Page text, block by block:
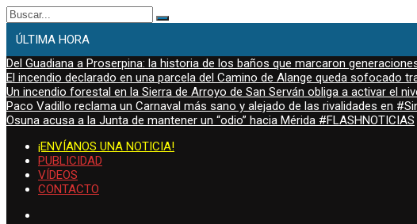
Buscar:
ÚLTIMA HORA
Del Guadiana a Proserpina: la historia de los baños que marcaron
El incendio declarado en una parcela del Camino de Alange queda sofocado
Un incendio forestal en la Sierra de Arroyo de San Serván obliga a activar el
Paco Vadillo reclama un Carnaval más sano y alejado de las rivalidades en
Osuna acusa a la Junta de mantener un “odio” hacia Mérida #FLASHNOTICIAS
¡ENVÍANOS UNA NOTICIA!
PUBLICIDAD
VÍDEOS
CONTACTO